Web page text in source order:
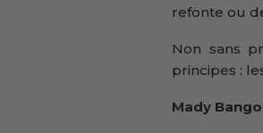
refonte ou
Non sans
principes :
Mady